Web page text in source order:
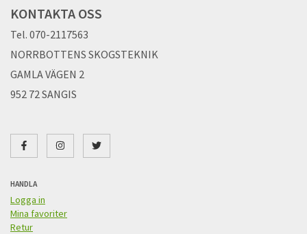
KONTAKTA OSS
Tel. 070-2117563
NORRBOTTENS SKOGSTEKNIK
GAMLA VÄGEN 2
952 72 SANGIS
HANDLA
Logga in
Mina favoriter
Retur